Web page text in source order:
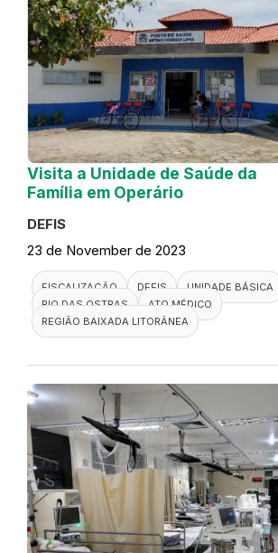
Visita a Unidade de Saúde da
Família em Operário
DEFIS
23 de November de 2023
FISCALIZAÇÃO DEFIS
UNIDADE BÁSICA
RIO DAS OSTRAS
ATO MÉDICO
REGIÃO BAIXADA LITORÂNEA